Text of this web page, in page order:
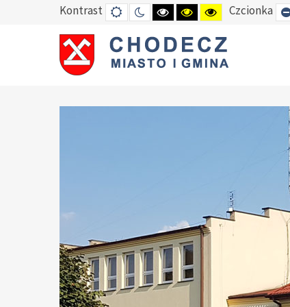
Kontrast DEFAULT
MODE
TRYB
NOCNY
HIGH
CONTRAST
BLACK
WHITE
MODE
HIGH
CONTRAST
BLACK
YELLOW
MODE
HIGH
CONTRAST
YELLOW
BLACK
MODE
Czcionka